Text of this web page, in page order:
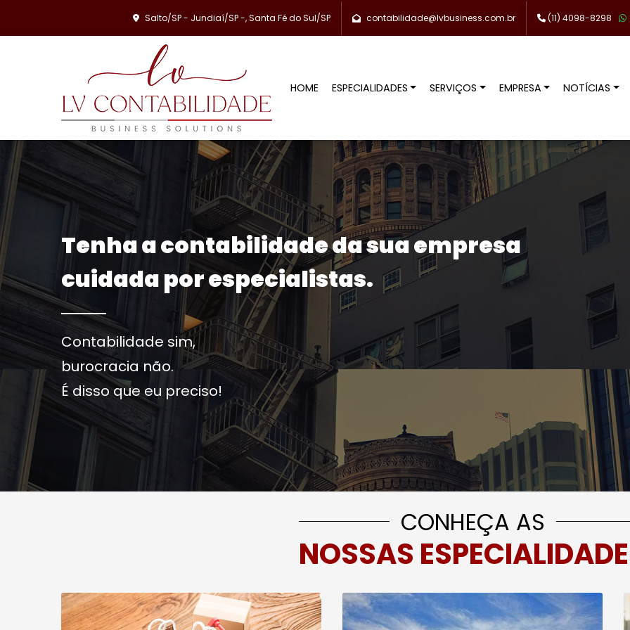
Salto/SP - Jundiaí/SP -, Santa Fé do Sul/SP contabilidade@lvbusiness.com.br (11) 4098-8298
HOME ESPECIALIDADES SERVIÇOS EMPRESA NOTÍCIAS
Tenha a contabilidade da sua empresa
cuidada por especialistas.
Contabilidade sim,
burocracia não.
É disso que eu preciso!
CONHEÇA AS
NOSSAS